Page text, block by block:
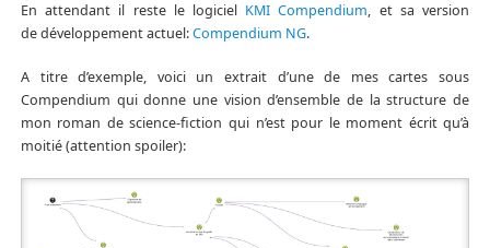
En attendant il reste le logiciel KMI Compendium, et sa version
de développement actuel:Compendium NG.
A titre d’exemple, voici un extrait d’une de mes cartes sous
Compendium qui donne une vision d’ensemble de la structure de
mon roman de science-fiction qui n’est pour le moment écrit qu’à
moitié (attention spoiler):